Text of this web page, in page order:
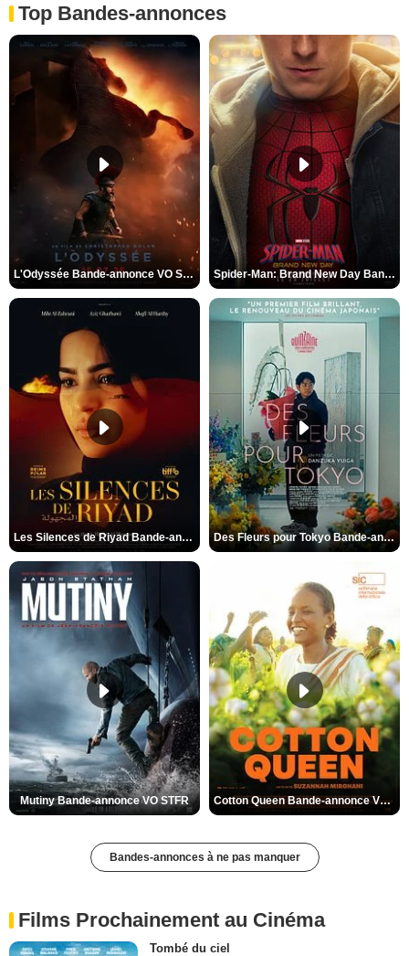
Top Bandes-annonces
L'Odyssée Bande-annonce VO STFR Spider-Man: Brand New Day Bande-annonce VO STFR
Les Silences de Riyad Bande-annonce VO STFR Des Fleurs pour Tokyo Bande-annonce VO STFR
Mutiny Bande-annonce VO STFR Cotton Queen Bande-annonce VO STFR
Bandes-annonces à ne pas manquer
Films Prochainement au Cinéma
Tombé du ciel